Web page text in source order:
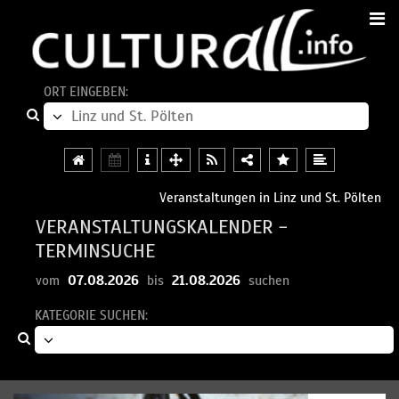
ORT EINGEBEN:
Veranstaltungen in Linz und St. Pölten
VERANSTALTUNGSKALENDER -
TERMINSUCHE
vom 07.08.2026 bis 21.08.2026 suchen
KATEGORIE SUCHEN: